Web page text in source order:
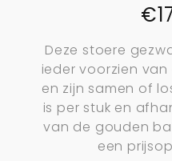
€
Deze stoere
ieder voorzien
en zijn samen of
is per stuk en
van de gouden
een